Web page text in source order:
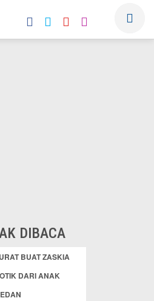
DIBACA
BUAT ZASKIA
DARI ANAK